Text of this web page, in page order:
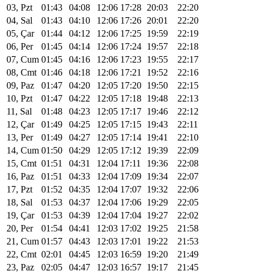
03, Pzt
01:43 04:08 12:06 17:28 20:03
22:20
04, Sal
01:43 04:10 12:06 17:26 20:01
22:20
05, Çar
01:44 04:12 12:06 17:25 19:59
22:19
06, Per
01:45 04:14 12:06 17:24 19:57
22:18
07, Cum 01:45 04:16 12:06 17:23 19:55
22:17
08, Cmt 01:46 04:18 12:06 17:21 19:52
22:16
09, Paz
01:47 04:20 12:05 17:20 19:50
22:15
10, Pzt
01:47 04:22 12:05 17:18 19:48
22:13
11, Sal
01:48 04:23 12:05 17:17 19:46
22:12
12, Çar
01:49 04:25 12:05 17:15 19:43
22:11
13, Per
01:49 04:27 12:05 17:14 19:41
22:10
14, Cum 01:50 04:29 12:05 17:12 19:39
22:09
15, Cmt 01:51 04:31 12:04 17:11 19:36
22:08
16, Paz
01:51 04:33 12:04 17:09 19:34
22:07
17, Pzt
01:52 04:35 12:04 17:07 19:32
22:06
18, Sal
01:53 04:37 12:04 17:06 19:29
22:05
19, Çar
01:53 04:39 12:04 17:04 19:27
22:02
20, Per
01:54 04:41 12:03 17:02 19:25
21:58
21, Cum 01:57 04:43 12:03 17:01 19:22
21:53
22, Cmt 02:01 04:45 12:03 16:59 19:20
21:49
23, Paz
02:05 04:47 12:03 16:57 19:17
21:45